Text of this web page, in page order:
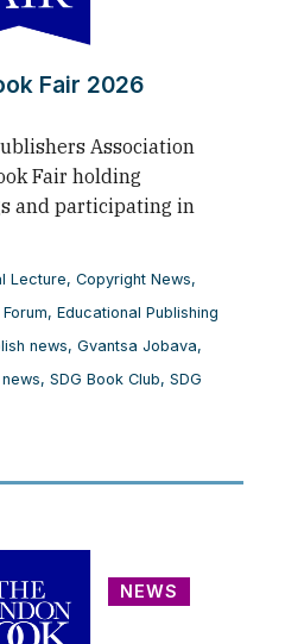
Fair 2026
Association
Fair holding
and participating in
Lecture, Copyright News,
, Educational Publishing
news, Gvantsa Jobava,
, SDG Book Club, SDG
NEWS